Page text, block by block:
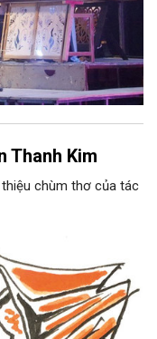
Thanh Kim
chùm thơ của tác